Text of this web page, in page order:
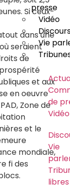
presse
Vidéo
Vie
de
Vidéo
Vie
libres
Si ceux-
dans une
seraient
de
et aux
en oeuvre
Zone de
et le
mondiale,
fi des